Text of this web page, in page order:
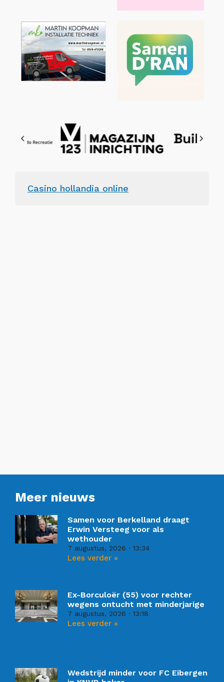
Casino hollandia online
Meer nieuws
Samen voor Berkelland draagt
Erwin Versteeg voor als
wethouder
7 augustus, 2026 13:34
Lees verder »
Ex-Borculoër (55) voor rechter
wegens ontucht met minderjarige
7 augustus, 2026 13:18
Lees verder »
Wedstrijd minder voor FC Eibergen